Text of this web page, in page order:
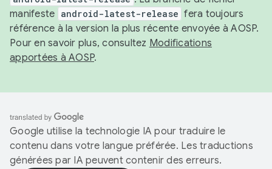
manifeste android-latest-release fera toujours
référence à la version la plus récente envoyée à AOSP.
Pour en savoir plus, consultez Modifications
apportées à AOSP.
Google utilise la technologie IA pour traduire le
contenu dans votre langue préférée. Les traductions
générées par IA peuvent contenir des erreurs.